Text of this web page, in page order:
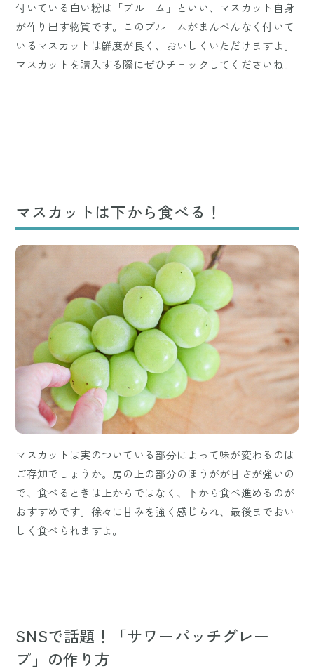
付いている白い粉は「ブルーム」といい、マスカット自身
が作り出す物質です。このブルームがまんべんなく付いて
いるマスカットは鮮度が良く、おいしくいただけますよ。
マスカットを購入する際にぜひチェックしてくださいね。
マスカットは下から食べる！
マスカットは実のついている部分によって味が変わるのは
ご存知でしょうか。房の上の部分のほうがが甘さが強いの
で、食べるときは上からではなく、下から食べ進めるのが
おすすめです。徐々に甘みを強く感じられ、最後までおい
しく食べられますよ。
SNSで話題！「サワーパッチグレー
プ」の作り方